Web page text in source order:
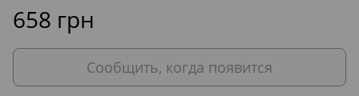
658 грн
Сообщить, когда появится